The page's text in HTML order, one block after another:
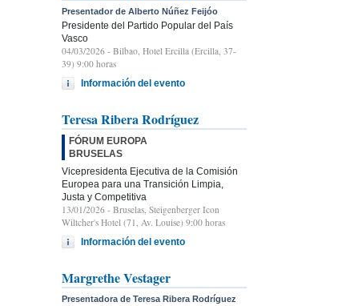
Presentador de Alberto Núñez Feijóo
Presidente del Partido Popular del País
Vasco
04/03/2026 - Bilbao, Hotel Ercilla (Ercilla, 37-
39) 9:00 horas
Información del evento
Teresa Ribera Rodríguez
FÓRUM EUROPA
BRUSELAS
Vicepresidenta Ejecutiva de la Comisión
Europea para una Transición Limpia,
Justa y Competitiva
13/01/2026 - Bruselas, Steigenberger Icon
Wiltcher's Hotel (71, Av. Louise) 9:00 horas
Información del evento
Margrethe Vestager
Presentadora de Teresa Ribera Rodríguez